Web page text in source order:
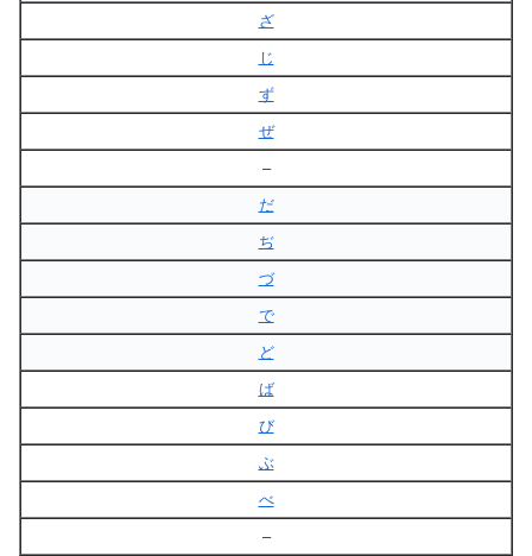
ざ
じ
ず
ぜ
–
だ
ぢ
づ
で
ど
ば
び
ぶ
べ
–